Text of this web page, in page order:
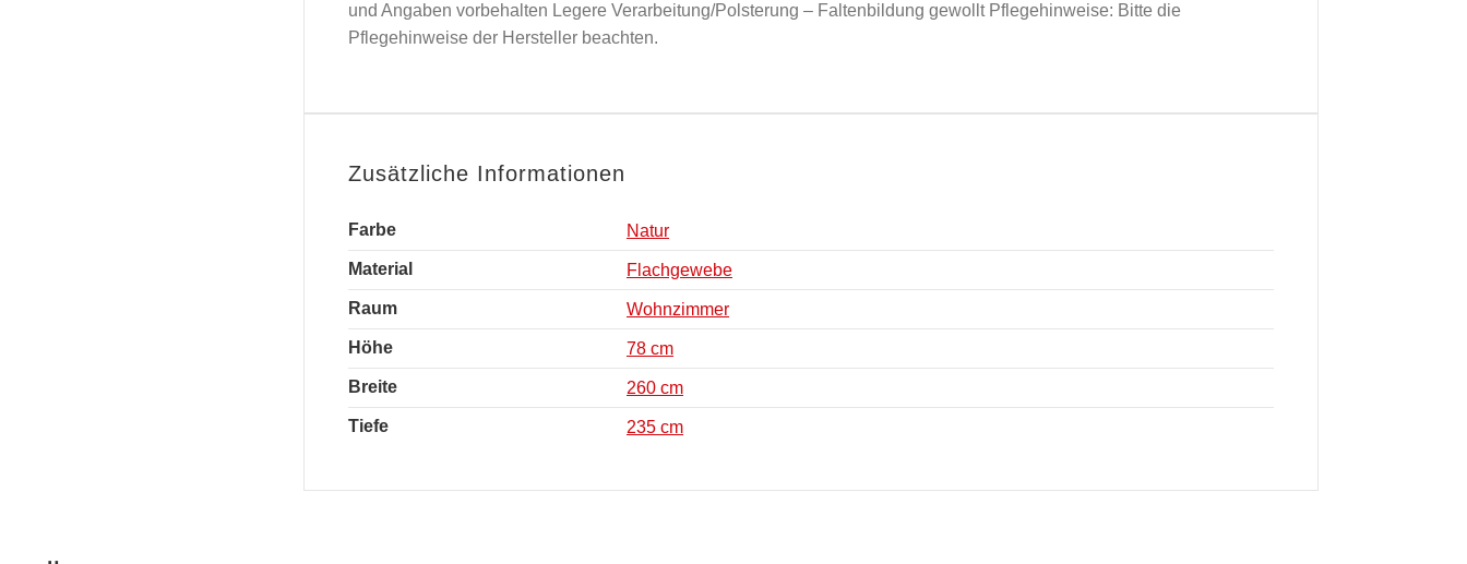
und Angaben vorbehalten Legere Verarbeitung/Polsterung – Faltenbildung gewollt Pflegehinweise: Bitte die
Pflegehinweise der Hersteller beachten.
Zusätzliche Informationen
Farbe Natur
Material Flachgewebe
Raum Wohnzimmer
Höhe 78 cm
Breite 260 cm
Tiefe 235 cm